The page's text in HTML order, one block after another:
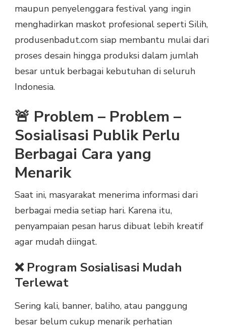
maupun penyelenggara festival yang ingin
menghadirkan maskot profesional seperti Silih,
produsenbadut.com siap membantu mulai dari
proses desain hingga produksi dalam jumlah
besar untuk berbagai kebutuhan di seluruh
Indonesia.
🚨 Problem – Problem –
Sosialisasi Publik Perlu
Berbagai Cara yang
Menarik
Saat ini, masyarakat menerima informasi dari
berbagai media setiap hari. Karena itu,
penyampaian pesan harus dibuat lebih kreatif
agar mudah diingat.
❌ Program Sosialisasi Mudah
Terlewat
Sering kali, banner, baliho, atau panggung
besar belum cukup menarik perhatian